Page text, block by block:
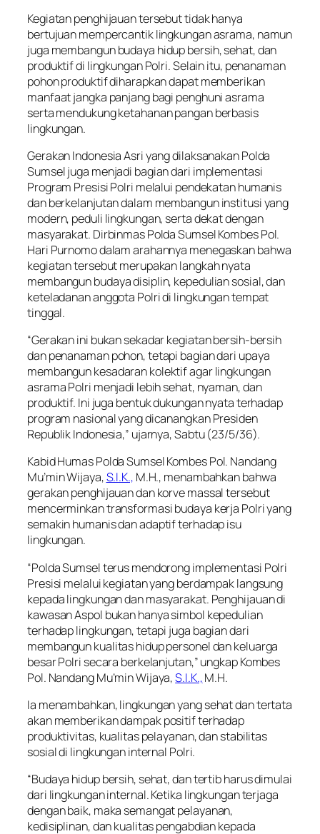
Kegiatan penghijauan tersebut tidak hanya
bertujuan mempercantik lingkungan asrama, namun
juga membangun budaya hidup bersih, sehat, dan
produktif di lingkungan Polri. Selain itu, penanaman
pohon produktif diharapkan dapat memberikan
manfaat jangka panjang bagi penghuni asrama
serta mendukung ketahanan pangan berbasis
lingkungan.
Gerakan Indonesia Asri yang dilaksanakan Polda
Sumsel juga menjadi bagian dari implementasi
Program Presisi Polri melalui pendekatan humanis
dan berkelanjutan dalam membangun institusi yang
modern, peduli lingkungan, serta dekat dengan
masyarakat. Dirbinmas Polda Sumsel Kombes Pol.
Hari Purnomo dalam arahannya menegaskan bahwa
kegiatan tersebut merupakan langkah nyata
membangun budaya disiplin, kepedulian sosial, dan
keteladanan anggota Polri di lingkungan tempat
tinggal.
“Gerakan ini bukan sekadar kegiatan bersih-bersih
dan penanaman pohon, tetapi bagian dari upaya
membangun kesadaran kolektif agar lingkungan
asrama Polri menjadi lebih sehat, nyaman, dan
produktif. Ini juga bentuk dukungan nyata terhadap
program nasional yang dicanangkan Presiden
Republik Indonesia,” ujarnya, Sabtu (23/5/36).
Kabid Humas Polda Sumsel Kombes Pol. Nandang
Mu’min Wijaya,S.I.K., M.H., menambahkan bahwa
gerakan penghijauan dan korve massal tersebut
mencerminkan transformasi budaya kerja Polri yang
semakin humanis dan adaptif terhadap isu
lingkungan.
“Polda Sumsel terus mendorong implementasi Polri
Presisi melalui kegiatan yang berdampak langsung
kepada lingkungan dan masyarakat. Penghijauan di
kawasan Aspol bukan hanya simbol kepedulian
terhadap lingkungan, tetapi juga bagian dari
membangun kualitas hidup personel dan keluarga
besar Polri secara berkelanjutan,” ungkap Kombes
Pol. Nandang Mu’min Wijaya,S.I.K.,M.H.
Ia menambahkan, lingkungan yang sehat dan tertata
akan memberikan dampak positif terhadap
produktivitas, kualitas pelayanan, dan stabilitas
sosial di lingkungan internal Polri.
“Budaya hidup bersih, sehat, dan tertib harus dimulai
dari lingkungan internal. Ketika lingkungan terjaga
dengan baik, maka semangat pelayanan,
kedisiplinan, dan kualitas pengabdian kepada